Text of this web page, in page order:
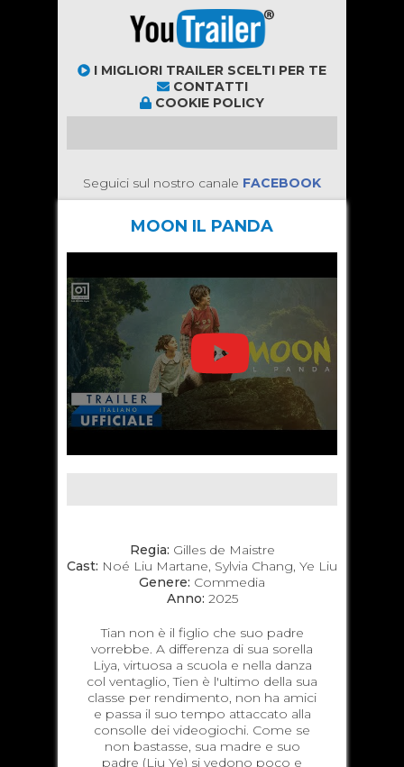
I MIGLIORI TRAILER SCELTI PER TE
CONTATTI
COOKIE POLICY
Seguici sul nostro canale FACEBOOK
MOON IL PANDA
Regia: Gilles de Maistre
Cast: Noé Liu Martane, Sylvia Chang, Ye Liu
Genere: Commedia
Anno: 2025
Tian non è il figlio che suo padre
vorrebbe. A differenza di sua sorella
Liya, virtuosa a scuola e nella danza
col ventaglio, Tien è l'ultimo della sua
classe per rendimento, non ha amici
e passa il suo tempo attaccato alla
consolle dei videogiochi. Come se
non bastasse, sua madre e suo
padre (Liu Ye) si vedono poco e